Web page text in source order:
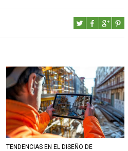
TENDENCIAS EN EL DISEÑO DE